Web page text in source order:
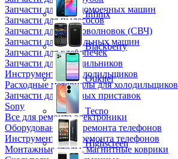
Запчасти для посудомоечных машин
Запчасти для пылесосов
Запчасти для микроволновок (СВЧ)
Запчасти для стиральных машин
Запчасти для хлебопечек
Запчасти для холодильников
Инструмент для холодильщиков
Расходные материалы для холодильщиков
Запчасти для игровых приставок
Sony
Все для ремонта электроники
Оборудование для ремонта телефонов
Инструменты для ремонта телефонов
Монтажные столы, магнитные коврики
Infinix
Blackberry
Oukitel
Tecno
Highscreen